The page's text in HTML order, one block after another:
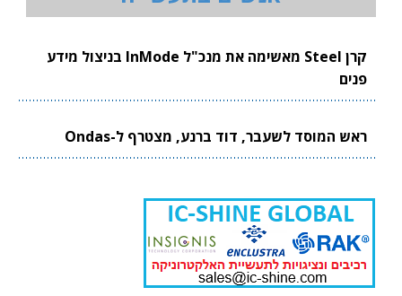
קרן Steel מאשימה את מנכ"ל InMode בניצול מידע
פנים
ראש המוסד לשעבר, דוד ברנע, מצטרף ל-Ondas